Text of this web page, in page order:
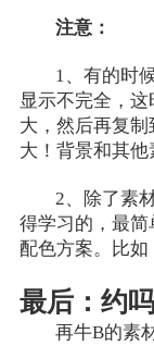
注意：
1、有的时
显示不完全，
大，然后再复制
大！背景和其他
2、除了素
得学习的，最简
配色方案。比如
最后：约
再牛B的素